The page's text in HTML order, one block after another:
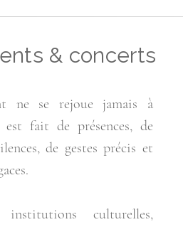
& concerts
ne se rejoue jamais à
fait de présences, de
de gestes précis et
institutions culturelles,